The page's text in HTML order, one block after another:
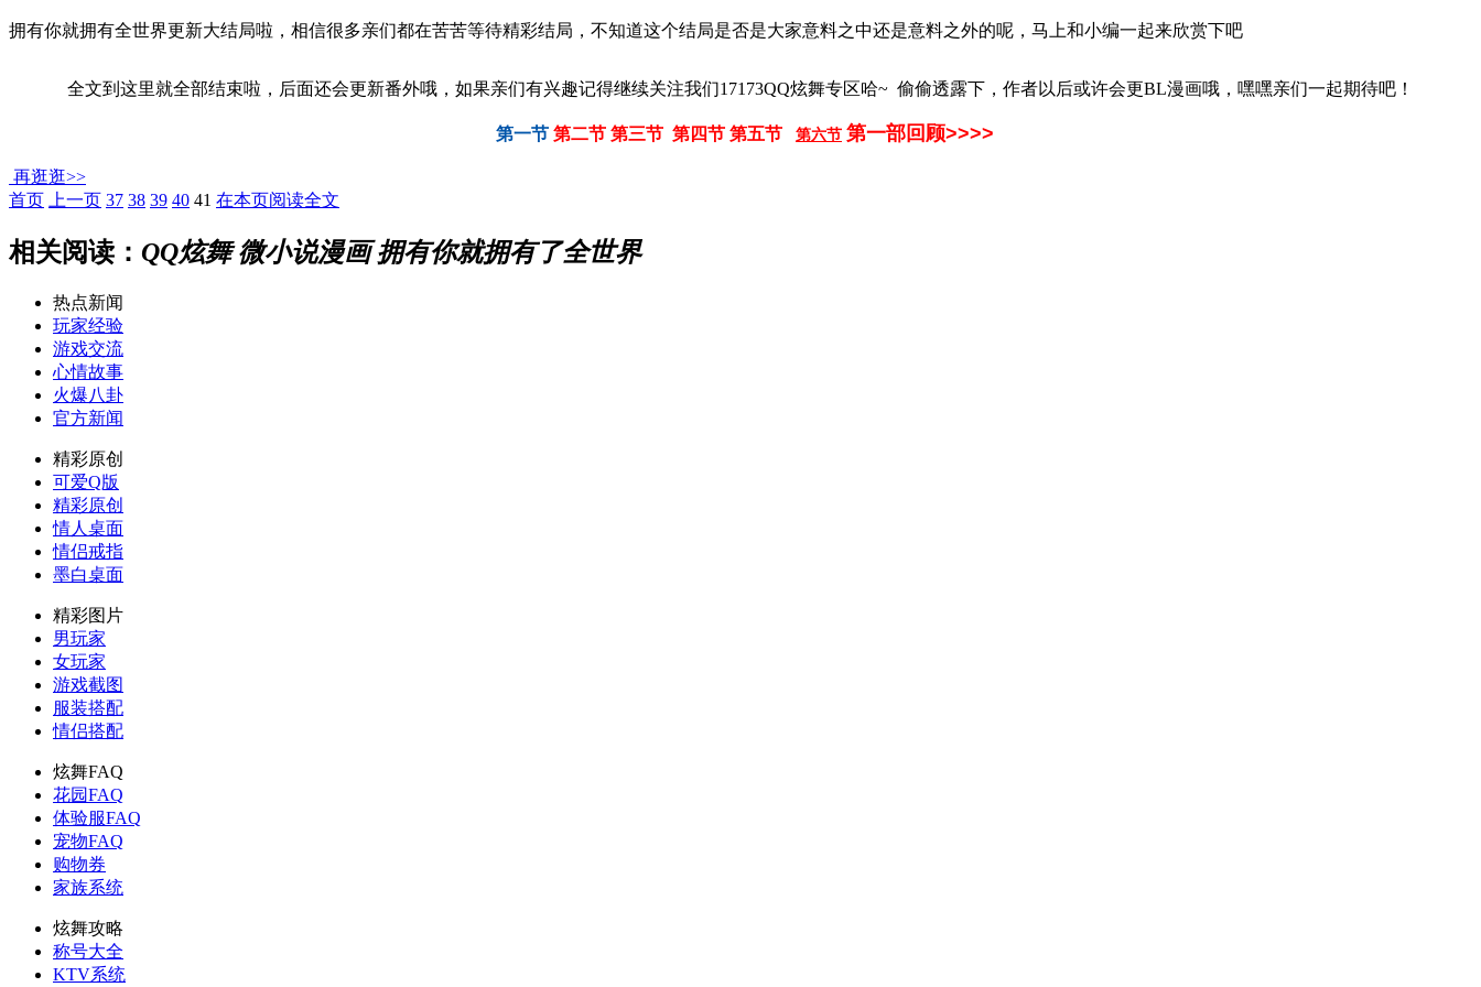
拥有你就拥有全世界更新大结局啦，相信很多亲们都在苦苦等待精彩结局，不知道这个结局是否是大家意料之中还是意料之外的呢，马上和小编一起来欣赏下吧
全文到这里就全部结束啦，后面还会更新番外哦，如果亲们有兴趣记得继续关注我们17173QQ炫舞专区哈~ 偷偷透露下，作者以后或许会更BL漫画哦，嘿嘿亲们一起期待吧！
第一节 第二节 第三节 第四节 第五节 第六节 第一部回顾>>>>
再逛逛>>
首页
上一页 37 38 39 40 41 在本页阅读全文
相关阅读： QQ炫舞 微小说漫画 拥有你就拥有了全世界
热点新闻
玩家经验
游戏交流
心情故事
火爆八卦
官方新闻
精彩原创
可爱Q版
精彩原创
情人桌面
情侣戒指
墨白桌面
精彩图片
男玩家
女玩家
游戏截图
服装搭配
情侣搭配
炫舞FAQ
花园FAQ
体验服FAQ
宠物FAQ
购物券
家族系统
炫舞攻略
称号大全
KTV系统